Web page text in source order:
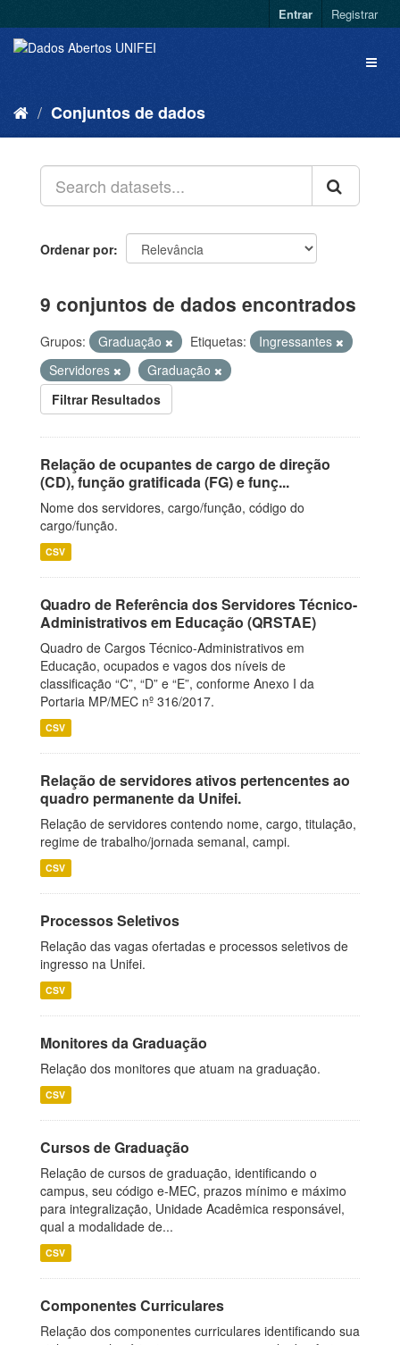
Entrar Registrar
Conjuntos de dados
Ordenar por
9 conjuntos de dados encontrados
Grupos: Graduação Etiquetas:
Ingressantes
Servidores
Graduação
Filtrar Resultados
Relação de ocupantes de cargo de direção
(CD), função gratificada (FG) e funç...
Nome dos servidores, cargo/função, código do
cargo/função.
CSV
Quadro de Referência dos Servidores Técnico-
Administrativos em Educação (QRSTAE)
Quadro de Cargos Técnico-Administrativos em
Educação, ocupados e vagos dos níveis de
classificação “C”, “D” e “E”, conforme Anexo I da
Portaria MP/MEC nº 316/2017.
CSV
Relação de servidores ativos pertencentes ao
quadro permanente da Unifei.
Relação de servidores contendo nome, cargo, titulação,
regime de trabalho/jornada semanal, campi.
CSV
Processos Seletivos
Relação das vagas ofertadas e processos seletivos de
ingresso na Unifei.
CSV
Monitores da Graduação
Relação dos monitores que atuam na graduação.
CSV
Cursos de Graduação
Relação de cursos de graduação, identificando o
campus, seu código e-MEC, prazos mínimo e máximo
para integralização, Unidade Acadêmica responsável,
qual a modalidade de...
CSV
Componentes Curriculares
Relação dos componentes curriculares identificando sua